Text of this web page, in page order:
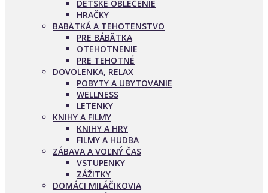
DETSKÉ OBLEČENIE
HRAČKY
BABÄTKÁ A TEHOTENSTVO
PRE BÁBÄTKA
OTEHOTNENIE
PRE TEHOTNÉ
DOVOLENKA, RELAX
POBYTY A UBYTOVANIE
WELLNESS
LETENKY
KNIHY A FILMY
KNIHY A HRY
FILMY A HUDBA
ZÁBAVA A VOĽNÝ ČAS
VSTUPENKY
ZÁŽITKY
DOMÁCI MILÁČIKOVIA